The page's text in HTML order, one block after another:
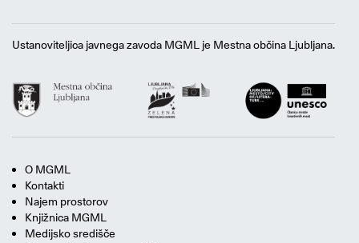
Ustanoviteljica javnega zavoda MGML je Mestna občina Ljubljana.
O MGML
Kontakti
Najem prostorov
Knjižnica MGML
Medijsko središče